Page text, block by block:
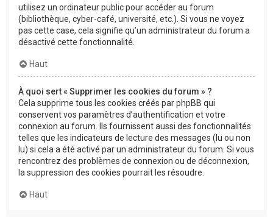
utilisez un ordinateur public pour accéder au forum
(bibliothèque, cyber-café, université, etc.). Si vous ne voyez
pas cette case, cela signifie qu’un administrateur du forum a
désactivé cette fonctionnalité.
Haut
À quoi sert « Supprimer les cookies du forum » ?
Cela supprime tous les cookies créés par phpBB qui
conservent vos paramètres d’authentification et votre
connexion au forum. Ils fournissent aussi des fonctionnalités
telles que les indicateurs de lecture des messages (lu ou non
lu) si cela a été activé par un administrateur du forum. Si vous
rencontrez des problèmes de connexion ou de déconnexion,
la suppression des cookies pourrait les résoudre.
Haut